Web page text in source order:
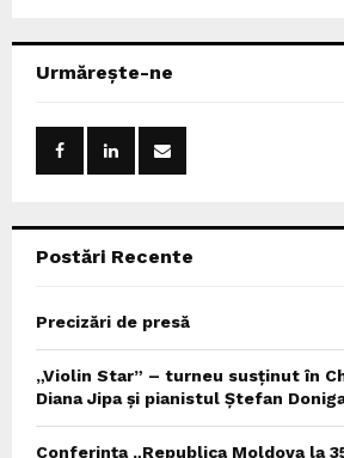
h
o
Urmărește-ne
Postări Recente
Precizări de presă
„Violin Star” – turneu susținut în
Diana Jipa și pianistul Ștefan
Conferința „Republica Moldova la